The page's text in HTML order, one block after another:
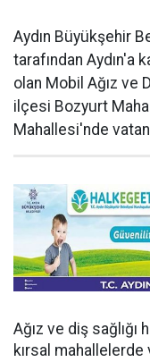
Aydın Büyükşehir
tarafından Aydın'a
olan Mobil Ağız ve
ilçesi Bozyurt
Mahallesi'nde
Ağız ve diş
kırsal mahallelerde